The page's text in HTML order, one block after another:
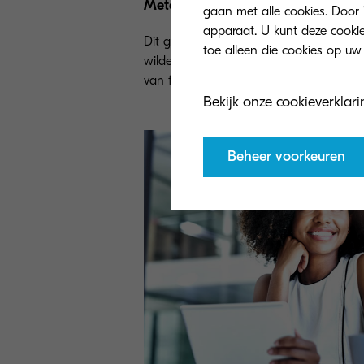
Meteo Group - weerinstituut
Dit grootste private weerbedrijf van
wilde hun printerpark reduceren. Met de
van follow-me printen is dit gerealiseerd.
gaan met alle cookies.
apparaat. U kunt deze
Bekijk onze
Beheer voorkeuren